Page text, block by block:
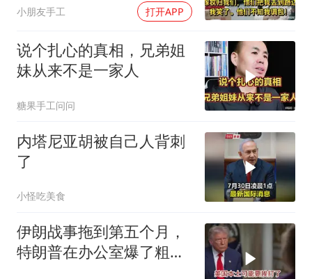
小朋友手工 打开APP
说个扎心的真相，兄弟姐
妹从来不是一家人
糖果手工问问
内塔尼亚胡被自己人背刺
了
小怪吃美食
伊朗战事拖到第五个月，
特朗普在办公室爆了粗